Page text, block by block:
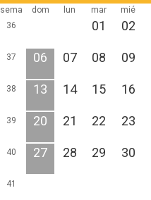
sema dom lun mar
mié
36
01 02
37 06 07 08 09
38 13 14 15 16
39 20 21 22 23
40 27 28 29 30
41